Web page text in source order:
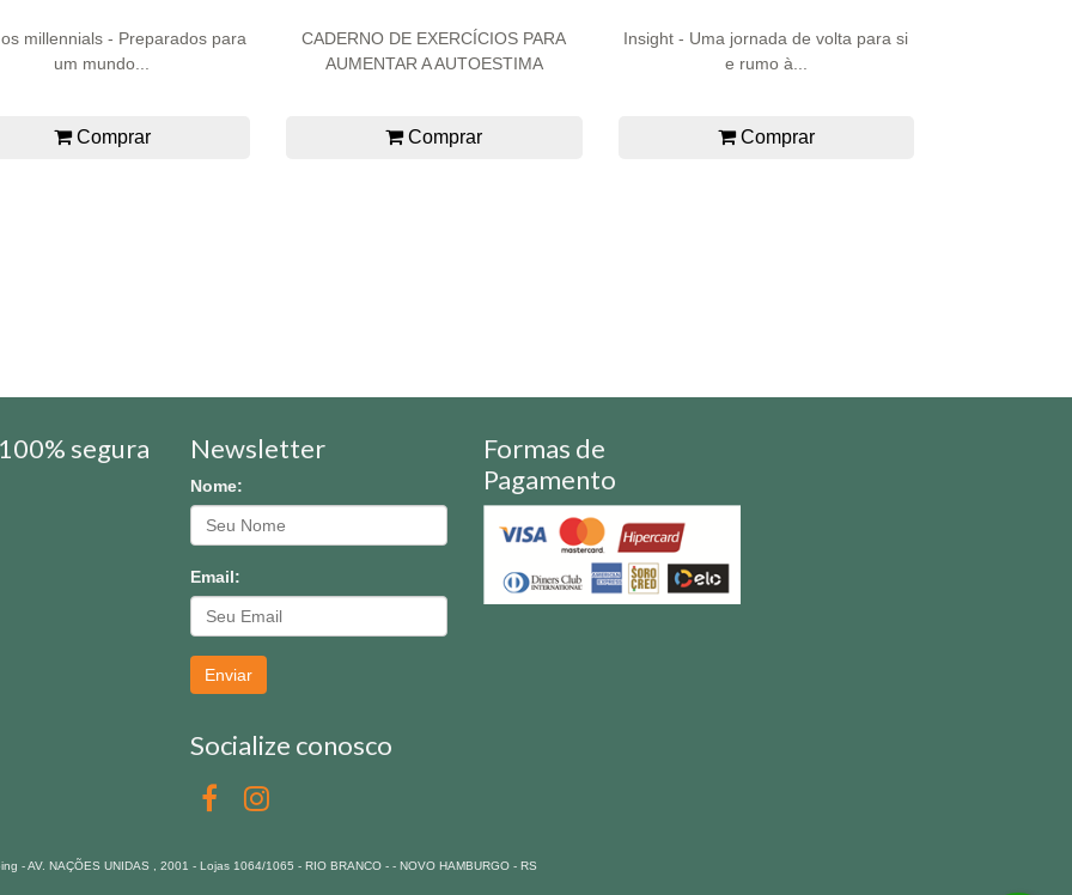
millennials - Preparados para
um mundo...
Comprar
CADERNO DE EXERCÍCIOS PARA
AUMENTAR A AUTOESTIMA
Comprar
Insight - Uma jornada de volta para si
e rumo à...
Comprar
segura Newsletter
Nome:
Email:
Enviar
Socialize conosco
Formas de
Pagamento
- AV. NAÇÕES UNIDAS , 2001 - Lojas 1064/1065 - RIO BRANCO - - NOVO HAMBURGO - RS